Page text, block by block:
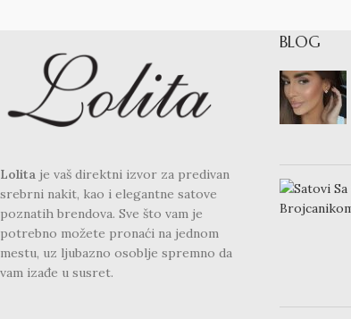
Lolita je vaš direktni izvor za predivan
srebrni nakit, kao i elegantne satove
poznatih brendova. Sve što vam je
potrebno možete pronaći na jednom
mestu, uz ljubazno osoblje spremno da
vam izađe u susret.
BLOG